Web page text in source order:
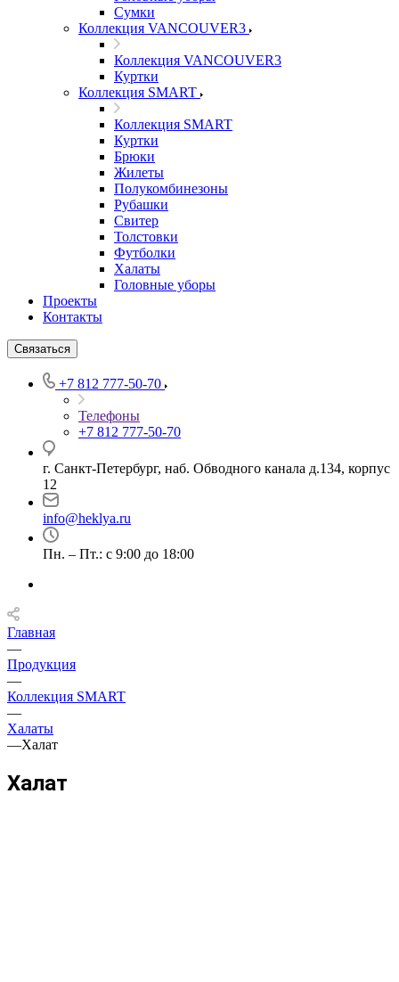
Сумки
Коллекция VANCOUVER3
Коллекция VANCOUVER3
Куртки
Коллекция SMART
Коллекция SMART
Куртки
Брюки
Жилеты
Полукомбинезоны
Рубашки
Свитер
Толстовки
Футболки
Халаты
Головные уборы
Проекты
Контакты
Связаться
+7 812 777-50-70
Телефоны
+7 812 777-50-70
г. Санкт-Петербург, наб. Обводного канала д.134, корпус
12
info@heklya.ru
Пн. – Пт.: с 9:00 до 18:00
Главная
—
Продукция
—
Коллекция SMART
—
Халаты
—Халат
Халат